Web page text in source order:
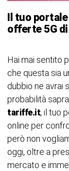
Il tuo
offerte 5G
Hai mai sentito
che questa sia
dubbio ne avrai
probabilità
tariffe.it, il tuo
online per
però non
oggi, oltre a
mercato e